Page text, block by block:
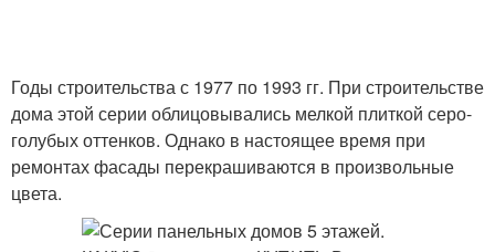
Годы строительства с 1977 по 1993 гг. При строительстве
дома этой серии облицовывались мелкой плиткой серо-
голубых оттенков. Однако в настоящее время при
ремонтах фасады перекрашиваются в произвольные
цвета.